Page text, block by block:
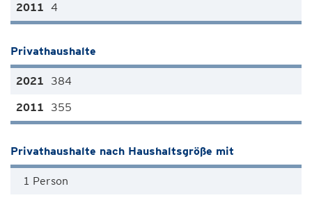
4
Privathaushalte
384
355
Privathaushalte nach Haushaltsgröße mit
1 Person